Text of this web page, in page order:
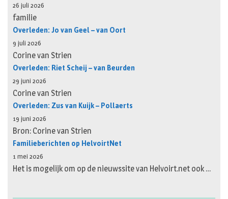
26 juli 2026
familie
Overleden: Jo van Geel – van Oort
9 juli 2026
Corine van Strien
Overleden: Riet Scheij – van Beurden
29 juni 2026
Corine van Strien
Overleden: Zus van Kuijk – Pollaerts
19 juni 2026
Bron: Corine van Strien
Familieberichten op HelvoirtNet
1 mei 2026
Het is mogelijk om op de nieuwssite van Helvoirt.net ook …